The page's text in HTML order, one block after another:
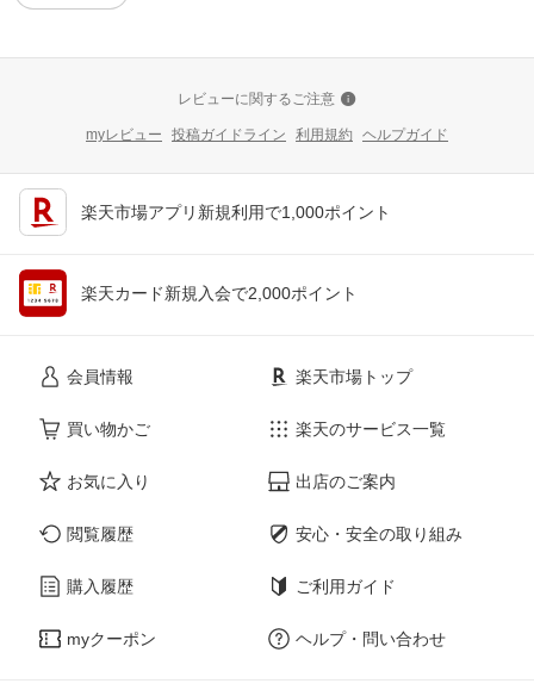
レビューに関するご注意
myレビュー 投稿ガイドライン 利用規約 ヘルプガイド
楽天市場アプリ新規利用で1,000ポイント
楽天カード新規入会で2,000ポイント
会員情報
買い物かご
お気に入り
閲覧履歴
購入履歴
myクーポン
楽天市場トップ
楽天のサービス一覧
出店のご案内
安心・安全の取り組み
ご利用ガイド
ヘルプ・問い合わせ